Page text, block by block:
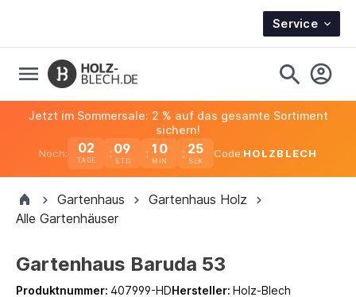
Service
Noch: 02
TAGE
09 10 24
Jetzt im Sommersale: 2 % auf das gesamte Sortiment
sichern!
Code:HOLZBLECH
Gartenhaus
Gartenhaus Holz
Alle Gartenhäuser
Gartenhaus Baruda 53
Produktnummer: 407999-HDHersteller: Holz-Blech